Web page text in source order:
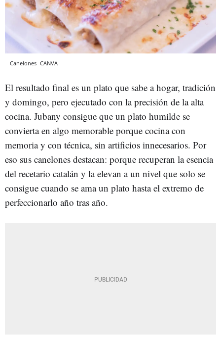
Canelones CANVA
El resultado final es un plato que sabe a hogar, tradición
y domingo, pero ejecutado con la precisión de la alta
cocina. Jubany consigue que un plato humilde se
convierta en algo memorable porque cocina con
memoria y con técnica, sin artificios innecesarios. Por
eso sus canelones destacan: porque recuperan la esencia
del recetario catalán y la elevan a un nivel que solo se
consigue cuando se ama un plato hasta el extremo de
perfeccionarlo año tras año.